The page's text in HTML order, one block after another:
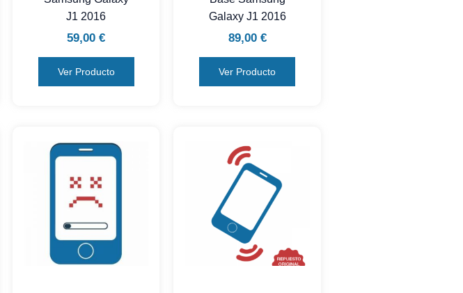
J1 2016
59,00€
Ver Producto
Galaxy J1 2016
89,00 €
Ver Producto